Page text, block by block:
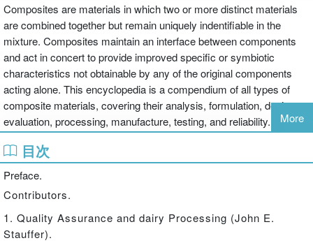
Composites are materials in which two or more distinct materials
are combined together but remain uniquely indentifiable in the
mixture. Composites maintain an interface between components
and act in concert to provide improved specific or symbiotic
characteristics not obtainable by any of the original components
acting alone. This encyclopedia is a compendium of all types of
composite materials, covering their analysis, formulation, design,
evaluation, processing, manufacture, testing, and reliability.
More
目次
Preface.
Contributors.
1. Quality Assurance and dairy Processing (John E.
Stauffer).